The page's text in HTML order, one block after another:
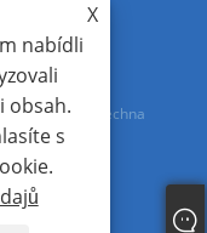
Co., Ltd. Všechna
X
nabídli
obsah.
s